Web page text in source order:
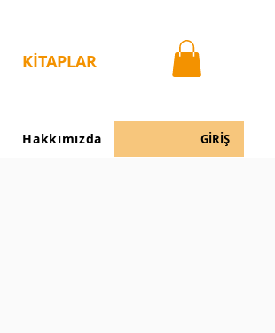
KİTAPLAR
Hakkımızda GİRİŞ